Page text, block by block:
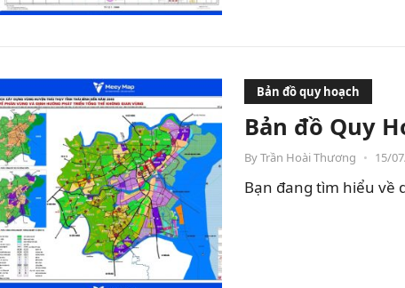
Bản đồ quy hoạch
Bản đồ Quy
ByTrần Hoài Thương • 15/
Bạn đang tìm hiểu về